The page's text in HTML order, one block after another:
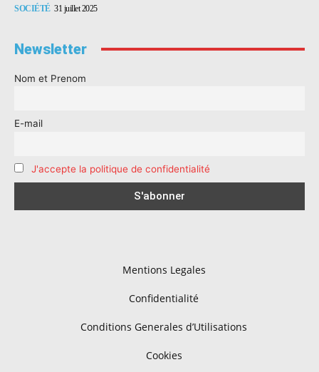
SOCIÉTÉ 31 juillet 2025
Newsletter
Nom et Prenom
E-mail
J'accepte la politique de confidentialité
Mentions Legales
Confidentialité
Conditions Generales d’Utilisations
Cookies